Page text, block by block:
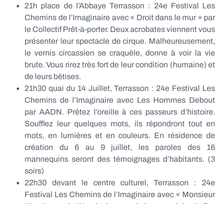
21h place de l’Abbaye Terrasson : 24e Festival Les
Chemins de l’Imaginaire avec « Droit dans le mur » par
le Collectif Prêt-à-porter. Deux acrobates viennent vous
présenter leur spectacle de cirque. Malheureusement,
le vernis circassien se craquèle, donne à voir la vie
brute. Vous rirez très fort de leur condition (humaine) et
de leurs bêtises.
21h30 quai du 14 Juillet, Terrasson : 24e Festival Les
Chemins de l’Imaginaire avec Les Hommes Debout
par AADN. Prêtez l’oreille à ces passeurs d’histoire.
Soufflez leur quelques mots, ils répondront tout en
mots, en lumières et en couleurs. En résidence de
création du 6 au 9 juillet, les paroles des 16
mannequins seront des témoignages d’habitants. (3
soirs)
22h30 devant le centre culturel, Terrasson : 24e
Festival Les Chemins de l’Imaginaire avec « Monsieur